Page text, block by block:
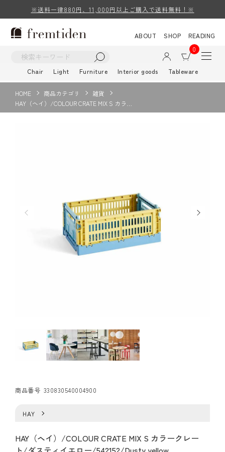
※送料一律880円、11,000円以上ご購入で送料無料！※
ABOUT SHOP
READING
0
Chair Light Furniture Interior goods Tableware
HOME 商品カテゴリ
雑貨
HAY（ヘイ）/COLOUR CRATE MIX S カラ…
商品番号 330830540004900
HAY
HAY（ヘイ）/COLOUR CRATE MIX S カラークレー